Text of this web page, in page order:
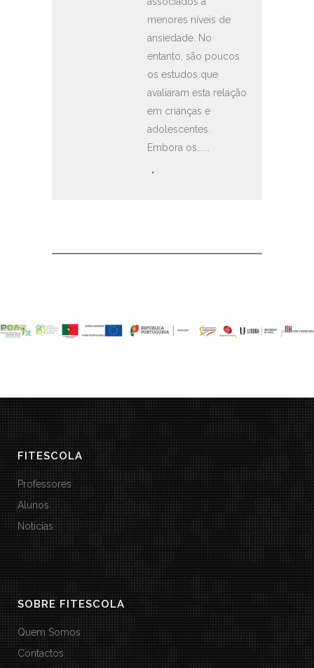
menores níveis de
ansiedade. No
entanto, são poucos
os estudos que
avaliaram esta relação
em crianças e
adolescentes.
Embora os......
FITESCOLA
Professores
Alunos
Noticias
SOBRE FITESCOLA
Quem Somos
Contactos